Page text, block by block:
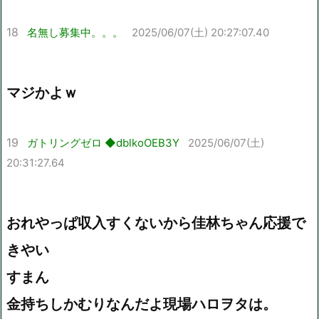
18 名無し募集中。。。 2025/06/07(土) 20:27:07.40
マジかよｗ
19 ガトリングゼロ ◆dblkoOEB3Y
2025/06/07(土)
20:31:27.64
おれやっぱ収入すくないから佳林ちゃん応援で
きやい
すまん
金持ちしかむりなんだよ現場ハロヲタは。